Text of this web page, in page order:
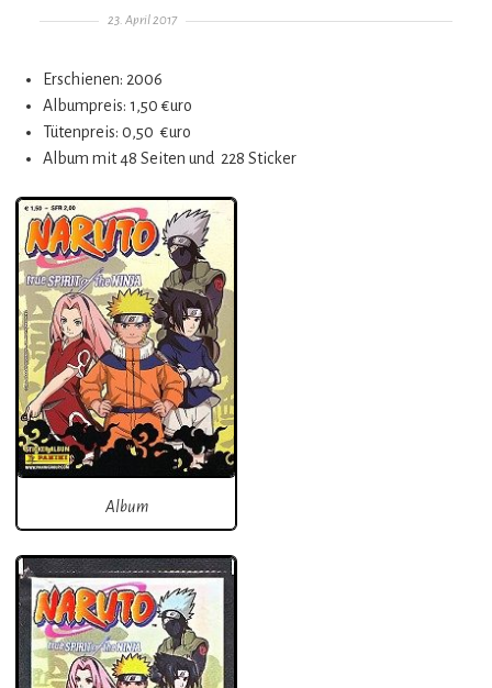
Gepostet am
23. April 2017
Erschienen: 2006
Albumpreis: 1,50 €uro
Tütenpreis: 0,50 €uro
Album mit 48 Seiten und 228 Sticker
Album